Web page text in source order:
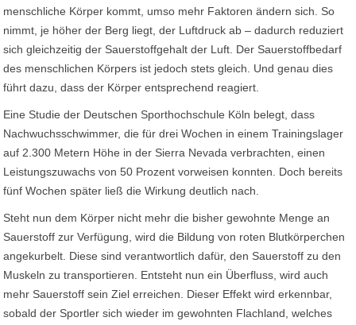
menschliche Körper kommt, umso mehr Faktoren ändern sich. So
nimmt, je höher der Berg liegt, der Luftdruck ab – dadurch reduziert
sich gleichzeitig der Sauerstoffgehalt der Luft. Der Sauerstoffbedarf
des menschlichen Körpers ist jedoch stets gleich. Und genau dies
führt dazu, dass der Körper entsprechend reagiert.
Eine Studie der Deutschen Sporthochschule Köln belegt, dass
Nachwuchsschwimmer, die für drei Wochen in einem Trainingslager
auf 2.300 Metern Höhe in der Sierra Nevada verbrachten, einen
Leistungszuwachs von 50 Prozent vorweisen konnten. Doch bereits
fünf Wochen später ließ die Wirkung deutlich nach.
Steht nun dem Körper nicht mehr die bisher gewohnte Menge an
Sauerstoff zur Verfügung, wird die Bildung von roten Blutkörperchen
angekurbelt. Diese sind verantwortlich dafür, den Sauerstoff zu den
Muskeln zu transportieren. Entsteht nun ein Überfluss, wird auch
mehr Sauerstoff sein Ziel erreichen. Dieser Effekt wird erkennbar,
sobald der Sportler sich wieder im gewohnten Flachland, welches